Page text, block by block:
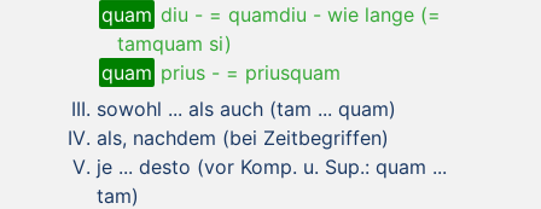
quam diu - = quamdiu - wie lange (=
tamquam si)
quam prius - = priusquam
sowohl ... als auch (tam ... quam)
als, nachdem (bei Zeitbegriffen)
je ... desto (vor Komp. u. Sup.: quam ...
tam)